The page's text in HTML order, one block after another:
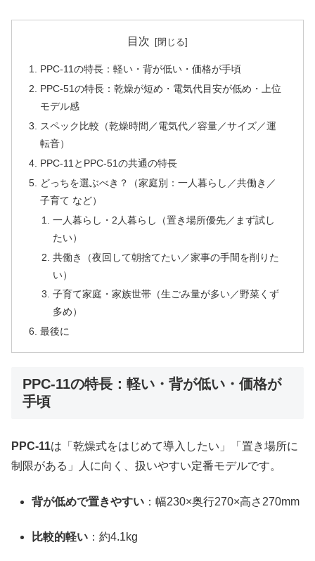
目次
PPC-11の特長：軽い・背が低い・価格が手頃
PPC-51の特長：乾燥が短め・電気代目安が低め・上位
モデル感
スペック比較（乾燥時間／電気代／容量／サイズ／運
転音）
PPC-11とPPC-51の共通の特長
どっちを選ぶべき？（家庭別：一人暮らし／共働き／
子育て など）
一人暮らし・2人暮らし（置き場所優先／まず試し
たい）
共働き（夜回して朝捨てたい／家事の手間を削りた
い）
子育て家庭・家族世帯（生ごみ量が多い／野菜くず
多め）
最後に
PPC-11の特長：軽い・背が低い・価格が
手頃
PPC-11は「乾燥式をはじめて導入したい」「置き場所に
制限がある」人に向く、扱いやすい定番モデルです。
背が低めで置きやすい ：幅230×奥行270×高さ270mm
比較的軽い ：約4.1kg